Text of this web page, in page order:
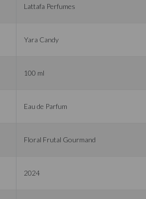
Lattafa Perfumes
Yara Candy
100 ml
Eau de Parfum
Floral Frutal Gourmand
2024